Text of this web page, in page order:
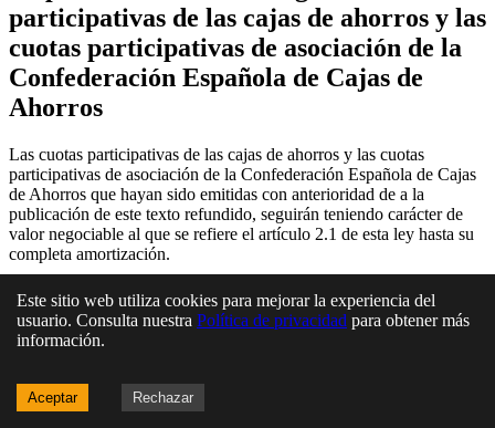
participativas de las cajas de ahorros y las
cuotas participativas de asociación de la
Confederación Española de Cajas de
Ahorros
Las cuotas participativas de las cajas de ahorros y las cuotas
participativas de asociación de la Confederación Española de Cajas
de Ahorros que hayan sido emitidas con anterioridad de a la
publicación de este texto refundido, seguirán teniendo carácter de
valor negociable al que se refiere el artículo 2.1 de esta ley hasta su
completa amortización.
Disposición transitoria tercera.
Adaptación a las novedades de la
Europeo y del Consejo, de 22 de octubre
de 2013
Este sitio web utiliza cookies para mejorar la experiencia del
usuario. Consulta nuestra Política de privacidad para obtener más
información.
Aceptar Rechazar